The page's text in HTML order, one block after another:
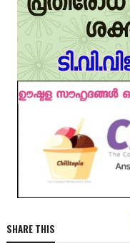
SHARE THIS